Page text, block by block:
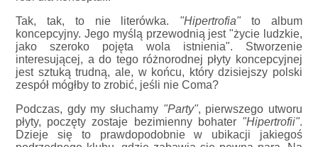
Tak, tak, to nie literówka. "Hipertrofia"to album
koncepcyjny. Jego myślą przewodnią jest "życie ludzkie,
jako szeroko pojęta wola istnienia". Stworzenie
interesującej, a do tego różnorodnej płyty koncepcyjnej
jest sztuką trudną, ale, w końcu, który dzisiejszy polski
zespół mógłby to zrobić, jeśli nie Coma?
Podczas, gdy my słuchamy "Party", pierwszego utworu
płyty, poczęty zostaje bezimienny bohater "Hipertrofii".
Dzieje się to prawdopodobnie w ubikacji jakiegoś